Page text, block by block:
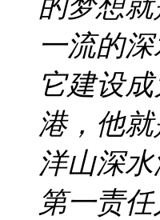
一流的
它建设
港，他
洋山深水
第一责任